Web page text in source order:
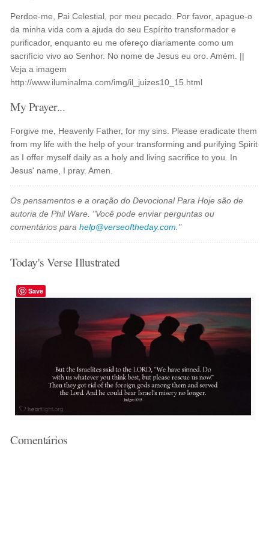
Perdoe-me, Pai Celestial, por meu pecado. Por favor, apague-o
da minha vida com a ajuda do seu Espírito transformador e
purificador, enquanto eu me ofereço diariamente como um
sacrifício vivo ao Senhor. No nome de Jesus eu oro. Amém. ||
Veja a imagem
http://www.iluminalma.com/img/il_juizes10_15.html
My Prayer...
Forgive me, Heavenly Father, for my sins. Please eradicate them
from my life with the help of your transforming and purifying Spirit
as I offer myself daily as a holy and living sacrifice to you. In
Jesus' name, I pray. Amen.
Os pensamentos e a oração do Devocional Para Hoje são de
autoria de Phil Ware. "Você pode enviar perguntas ou
comentários parahelp@verseoftheday.com ."
Today's Verse Illustrated
Save
Comentários